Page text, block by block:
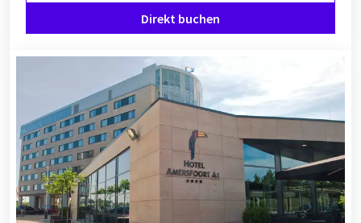
Zu Pfingsten haben Sie oft drei Tage Zeit, um etwas Schönes
zu unternehmen. Dies macht es ideal für ein langes
Wochenende weg. Wählen Sie zum Beispiel einen
Naturaufenthalt auf der Veluwe oder in Limburg, wo Sie
Spaziergänge und Radtouren in der frischen Luft genießen.
Oder machen Sie eine Städtereise nach Antwerpen, Breda oder
Leeuwarden und entdecken Sie die reiche Kultur und
Gastronomie. Während eines langen Wochenendes odereiner
Direkt buchen